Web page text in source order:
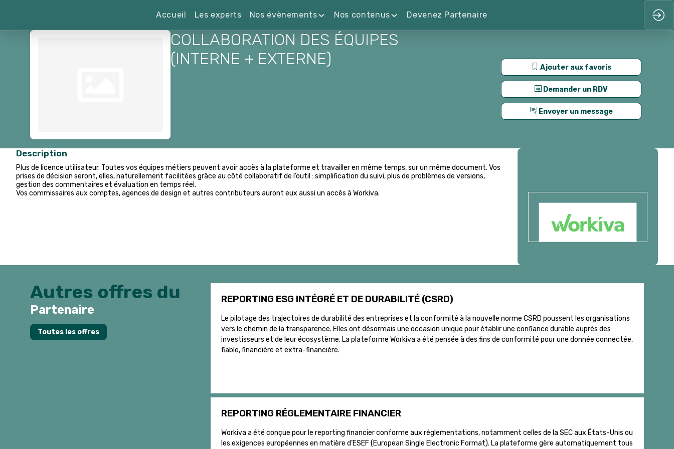
Accueil Les experts Nos évènements Nos contenus Devenez Partenaire
Ajouter aux favoris
Demander un RDV
Envoyer un message
COLLABORATION DES ÉQUIPES
(INTERNE + EXTERNE)
Description
Plus de licence utilisateur. Toutes vos équipes métiers peuvent avoir accès à la plateforme et travailler en même temps, sur un même document. Vos
prises de décision seront, elles, naturellement facilitées grâce au côté collaboratif de l’outil : simplification du suivi, plus de problèmes de versions,
gestion des commentaires et évaluation en temps réel.
Vos commissaires aux comptes, agences de design et autres contributeurs auront eux aussi un accès à Workiva.
Autres offres du
Partenaire
Toutes les offres
REPORTING ESG INTÉGRÉ ET DE DURABILITÉ (CSRD)
Le pilotage des trajectoires de durabilité des entreprises et la conformité à la nouvelle norme CSRD poussent les organisations
vers le chemin de la transparence. Elles ont désormais une occasion unique pour établir une confiance durable auprès des
investisseurs et de leur écosystème. La plateforme Workiva a été pensée à des fins de conformité pour une donnée connectée,
fiable, financière et extra-financière.
REPORTING RÉGLEMENTAIRE FINANCIER
Workiva a été conçue pour le reporting financier conforme aux réglementations, notamment celles de la SEC aux États-Unis ou
les exigences européennes en matière d’ESEF (European Single Electronic Format). La plateforme gère automatiquement tous